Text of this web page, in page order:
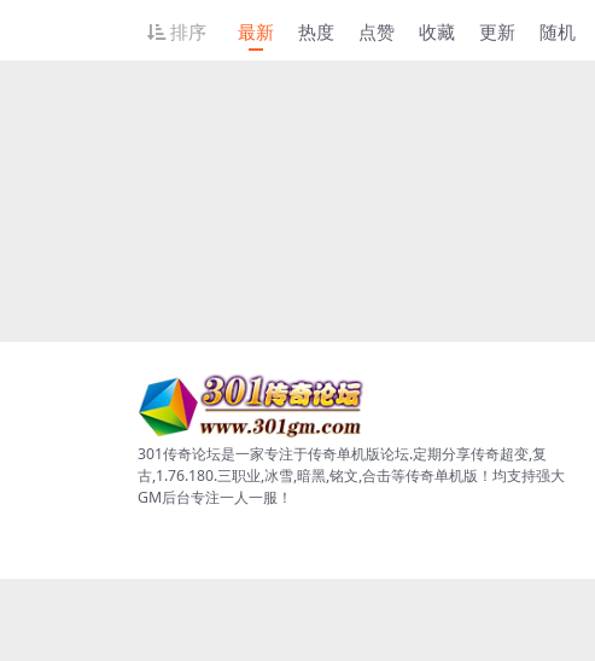
排序 最新 热度 点赞 收藏 更新 随机
301传奇论坛是一家专注于传奇单机版论坛.定期分享传奇超变,复
古,1.76.180.三职业,冰雪,暗黑,铭文,合击等传奇单机版！均支持强大
GM后台专注一人一服！